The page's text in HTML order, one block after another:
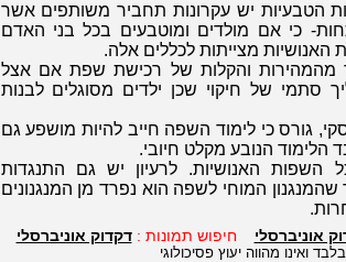
הטבעיות יש עקרונות תחביר משותפים אשר
כי אם מולדים ומוטבעים בכל בני האדם
האנושיות מצייתות לכללים אלה.
מהמהירות והקלות של רכישת שפת אם אצל
סתמי של חיקוי שכן ילדים מסוגלים לבנות
גורס כי לימוד השפה חייב להיות מושפע גם
הנובע מקלט חיובי.
השפות האנושיות. לרעיון יש גם התנגדות
המוחי לשפה הוא נפרד מן המנגנונים
אוניברסלי חיפוש תמונות :דקדוק אוניברסלי
ואינו מהווה יעוץ פסיכולוגי